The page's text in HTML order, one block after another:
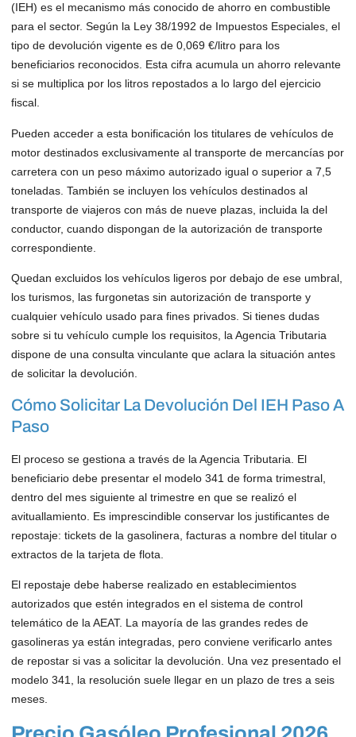
(IEH) es el mecanismo más conocido de ahorro en combustible
para el sector. Según la Ley 38/1992 de Impuestos Especiales, el
tipo de devolución vigente es de 0,069 €/litro para los
beneficiarios reconocidos. Esta cifra acumula un ahorro relevante
si se multiplica por los litros repostados a lo largo del ejercicio
fiscal.
Pueden acceder a esta bonificación los titulares de vehículos de
motor destinados exclusivamente al transporte de mercancías por
carretera con un peso máximo autorizado igual o superior a 7,5
toneladas. También se incluyen los vehículos destinados al
transporte de viajeros con más de nueve plazas, incluida la del
conductor, cuando dispongan de la autorización de transporte
correspondiente.
Quedan excluidos los vehículos ligeros por debajo de ese umbral,
los turismos, las furgonetas sin autorización de transporte y
cualquier vehículo usado para fines privados. Si tienes dudas
sobre si tu vehículo cumple los requisitos, la Agencia Tributaria
dispone de una consulta vinculante que aclara la situación antes
de solicitar la devolución.
Cómo Solicitar La Devolución Del IEH Paso A
Paso
El proceso se gestiona a través de la Agencia Tributaria. El
beneficiario debe presentar el modelo 341 de forma trimestral,
dentro del mes siguiente al trimestre en que se realizó el
avituallamiento. Es imprescindible conservar los justificantes de
repostaje: tickets de la gasolinera, facturas a nombre del titular o
extractos de la tarjeta de flota.
El repostaje debe haberse realizado en establecimientos
autorizados que estén integrados en el sistema de control
telemático de la AEAT. La mayoría de las grandes redes de
gasolineras ya están integradas, pero conviene verificarlo antes
de repostar si vas a solicitar la devolución. Una vez presentado el
modelo 341, la resolución suele llegar en un plazo de tres a seis
meses.